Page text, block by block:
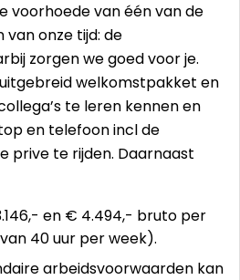
voorhoede van één van de
onze tijd: de
zorgen we goed voor je.
welkomstpakket en
te leren kennen en
en telefoon incl de
prive te rijden. Daarnaast
en € 4.494,- bruto per
40 uur per week).
arbeidsvoorwaarden kan